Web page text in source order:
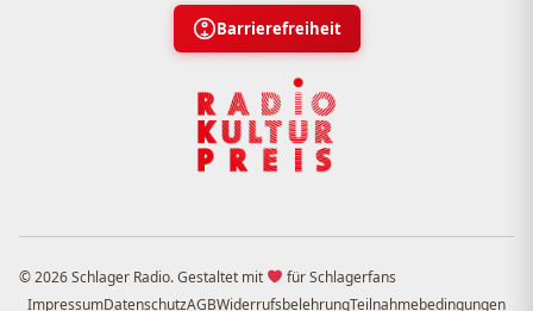
Barrierefreiheit
© 2026 Schlager Radio. Gestaltet mit
für Schlagerfans
ImpressumDatenschutzAGBWiderrufsbelehrungTeilnahmebedingungen